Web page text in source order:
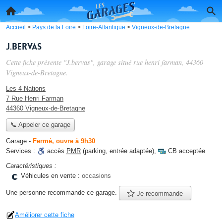
Accueil > Pays de la Loire > Loire-Atlantique > Vigneux-de-Bretagne
J.bervas
Cette fiche présente "J.bervas", garage situé rue henri farman, 44360
Vigneux-de-Bretagne.
Les 4 Nations
7 Rue Henri Farman
44360 Vigneux-de-Bretagne
📞 Appeler ce garage
Garage - Fermé, ouvre à 9h30
Services :
accès PMR (parking, entrée adaptée),
CB acceptée
Caractéristiques :
Véhicules en vente : occasions
Une personne recommande ce garage. Je recommande
Améliorer cette fiche